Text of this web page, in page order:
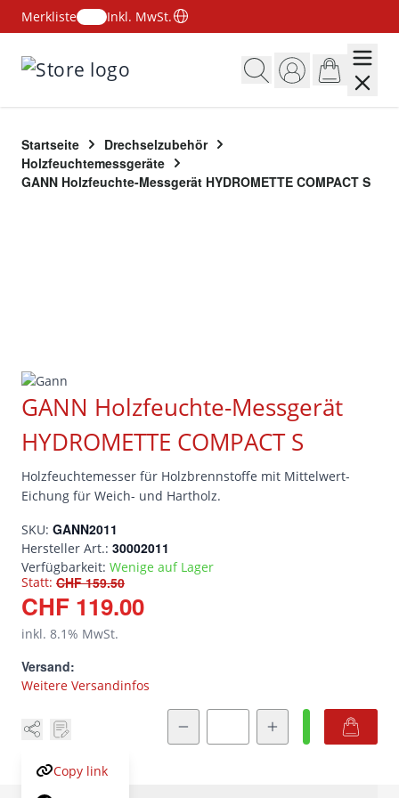
Merkliste
Inkl. MwSt.
Startseite
Drechselzubehör
Holzfeuchtemessgeräte
GANN Holzfeuchte-Messgerät HYDROMETTE COMPACT S
GANN Holzfeuchte-Messgerät
HYDROMETTE COMPACT S
Holzfeuchtemesser für Holzbrennstoffe mit Mittelwert-
Eichung für Weich- und Hartholz.
SKU: GANN2011
Hersteller Art.: 30002011
Verfügbarkeit: Wenige auf Lager
Statt: CHF 159.50
CHF 119.00
inkl. 8.1% MwSt.
Versand:
Weitere Versandinfos
Copy link